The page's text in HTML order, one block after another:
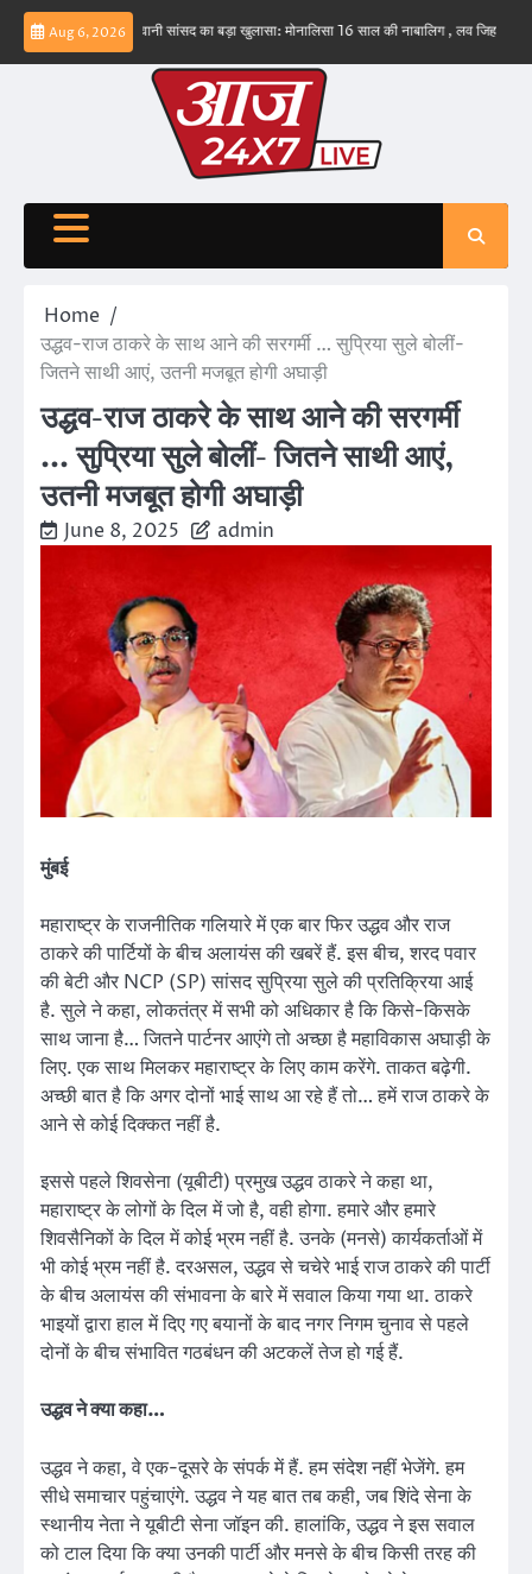
Skip
content
Aug 6, 2026
– ईरान बड़वानी सांसद का बड़ा खुलासा: मोनालिसा 16 साल की नाबालिग , लव जिहाद के षडयंत्र का
Home
उद्धव-राज ठाकरे के साथ आने की सरगर्मी … सुप्रिया सुले बोलीं-
जितने साथी आएं, उतनी मजबूत होगी अघाड़ी
उद्धव-राज ठाकरे के साथ आने की सरगर्मी
… सुप्रिया सुले बोलीं- जितने साथी आएं,
उतनी मजबूत होगी अघाड़ी
June 8, 2025 admin
मुंबई
महाराष्ट्र के राजनीतिक गलियारे में एक बार फिर उद्धव और राज
ठाकरे की पार्टियों के बीच अलायंस की खबरें हैं. इस बीच, शरद पवार
की बेटी और NCP (SP) सांसद सुप्रिया सुले की प्रतिक्रिया आई
है. सुले ने कहा, लोकतंत्र में सभी को अधिकार है कि किसे-किसके
साथ जाना है… जितने पार्टनर आएंगे तो अच्छा है महाविकास अघाड़ी के
लिए. एक साथ मिलकर महाराष्ट्र के लिए काम करेंगे. ताकत बढ़ेगी.
अच्छी बात है कि अगर दोनों भाई साथ आ रहे हैं तो… हमें राज ठाकरे के
आने से कोई दिक्कत नहीं है.
इससे पहले शिवसेना (यूबीटी) प्रमुख उद्धव ठाकरे ने कहा था,
महाराष्ट्र के लोगों के दिल में जो है, वही होगा. हमारे और हमारे
शिवसैनिकों के दिल में कोई भ्रम नहीं है. उनके (मनसे) कार्यकर्ताओं में
भी कोई भ्रम नहीं है. दरअसल, उद्धव से चचेरे भाई राज ठाकरे की पार्टी
के बीच अलायंस की संभावना के बारे में सवाल किया गया था. ठाकरे
भाइयों द्वारा हाल में दिए गए बयानों के बाद नगर निगम चुनाव से पहले
दोनों के बीच संभावित गठबंधन की अटकलें तेज हो गई हैं.
उद्धव ने क्या कहा…
उद्धव ने कहा, वे एक-दूसरे के संपर्क में हैं. हम संदेश नहीं भेजेंगे. हम
सीधे समाचार पहुंचाएंगे. उद्धव ने यह बात तब कही, जब शिंदे सेना के
स्थानीय नेता ने यूबीटी सेना जॉइन की. हालांकि, उद्धव ने इस सवाल
को टाल दिया कि क्या उनकी पार्टी और मनसे के बीच किसी तरह की